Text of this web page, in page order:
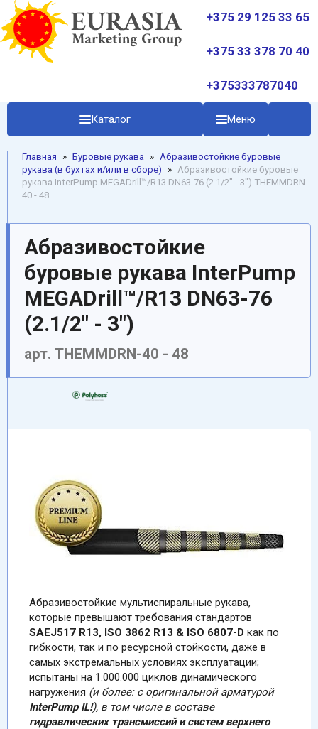
+375 29 125 33 65
+375 33 378 70 40
+375333787040
Каталог Меню
Главная » Буровые рукава » Абразивостойкие буровые
рукава (в бухтах и/или в сборе)
» Абразивостойкие буровые
рукава InterPump MEGADrill™/R13 DN63-76 (2.1/2" - 3") THEMMDRN-
40 - 48
Абразивостойкие
буровые рукава InterPump
MEGADrill™/R13 DN63-76
(2.1/2" - 3")
арт. THEMMDRN-40 - 48
Aбразивостойкие мультиспиральные рукава,
которые превышают требования стандартов
SAEJ517 R13, ISO 3862 R13 & ISO 6807-D как по
гибкости, так и по ресурсной стойкости, даже в
самых экстремальных условиях эксплуатации;
испытаны на 1.000.000 циклов динамического
нагружения (и более: с оригинальной арматурой
InterPump IL!), в том числе в составе
гидравлических трансмиссий и систем верхнего